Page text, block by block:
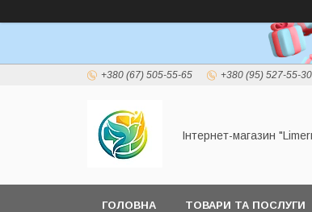
+380 (67) 505-55-65 +380 (95) 527-55-30
Інтернет-магазин
ГОЛОВНА ТОВАРИ ТА ПОСЛУГИ